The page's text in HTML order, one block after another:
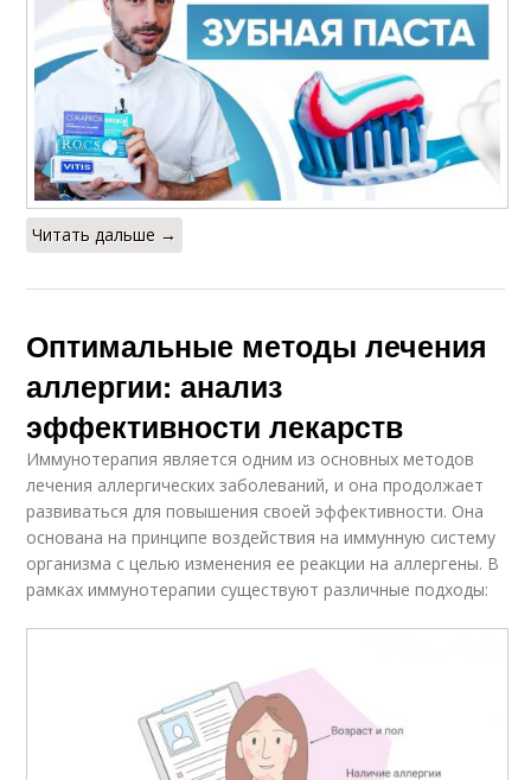
Читать дальше →
Оптимальные методы лечения
аллергии: анализ
эффективности лекарств
Иммунотерапия является одним из основных методов
лечения аллергических заболеваний, и она продолжает
развиваться для повышения своей эффективности. Она
основана на принципе воздействия на иммунную систему
организма с целью изменения ее реакции на аллергены. В
рамках иммунотерапии существуют различные подходы: